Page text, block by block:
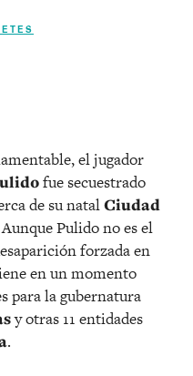
el jugador
fue secuestrado
de su natalCiudad
Pulido no es el
forzada en
en un momento
para la gubernatura
y otras 11 entidades
.